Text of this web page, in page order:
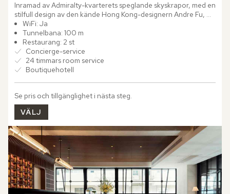
Inramad av Admiralty-kvarterets speglande skyskrapor, med en
stilfull design av den kände Hong Kong-designern Andre Fu,
finner du det exklusiva The Upper House. Hotellet är...
WiFi: Ja
Tunnelbana: 100 m
Restaurang: 2 st
Concierge-service
24 timmars room service
Boutiquehotell
Se pris och tillgänglighet i nästa steg.
VÄLJ